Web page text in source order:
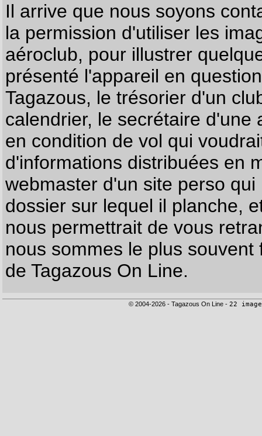
Il arrive que nous soyons
la permission d'utiliser les
aéroclub, pour illustrer
présenté l'appareil en
Tagazous, le trésorier d'un
calendrier, le secrétaire
en condition de vol qui
d'informations distribuées en
webmaster d'un site perso
dossier sur lequel il planche,
nous permettrait de vous
nous sommes le plus
de Tagazous On Line.
© 2004-2026 - Tagazous On Line - 22